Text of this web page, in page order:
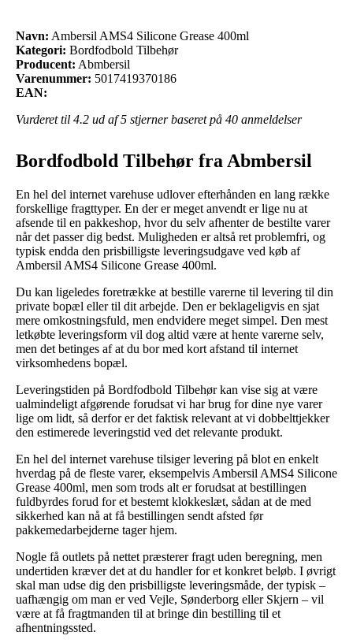
Navn: Ambersil AMS4 Silicone Grease 400ml
Kategori: Bordfodbold Tilbehør
Producent: Abmbersil
Varenummer: 5017419370186
EAN:
Vurderet til 4.2 ud af 5 stjerner baseret på 40 anmeldelser
Bordfodbold Tilbehør fra Abmbersil
En hel del internet varehuse udlover efterhånden en lang række
forskellige fragttyper. En der er meget anvendt er lige nu at
afsende til en pakkeshop, hvor du selv afhenter de bestilte varer
når det passer dig bedst. Muligheden er altså ret problemfri, og
typisk endda den prisbilligste leveringsudgave ved køb af
Ambersil AMS4 Silicone Grease 400ml.
Du kan ligeledes foretrække at bestille varerne til levering til din
private bopæl eller til dit arbejde. Den er beklageligvis en sjat
mere omkostningsfuld, men endvidere meget simpel. Den mest
letkøbte leveringsform vil dog altid være at hente varerne selv,
men det betinges af at du bor med kort afstand til internet
virksomhedens bopæl.
Leveringstiden på Bordfodbold Tilbehør kan vise sig at være
ualmindeligt afgørende forudsat vi har brug for dine nye varer
lige om lidt, så derfor er det faktisk relevant at vi dobbelttjekker
den estimerede leveringstid ved det relevante produkt.
En hel del internet varehuse tilsiger levering på blot en enkelt
hverdag på de fleste varer, eksempelvis Ambersil AMS4 Silicone
Grease 400ml, men som trods alt er forudsat at bestillingen
fuldbyrdes forud for et bestemt klokkeslæt, sådan at de med
sikkerhed kan nå at få bestillingen sendt afsted før
pakkemedarbejderne tager hjem.
Nogle få outlets på nettet præsterer fragt uden beregning, men
undertiden kræver det at du handler for et konkret beløb. I øvrigt
skal man udse dig den prisbilligste leveringsmåde, der typisk –
uafhængig om man er ved Vejle, Sønderborg eller Skjern – vil
være at få fragtmanden til at bringe din bestilling til et
afhentningssted.